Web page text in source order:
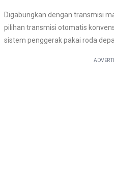
Digabungkan dengan transmisi
pilihan transmisi otomatis
sistem penggerak pakai roda